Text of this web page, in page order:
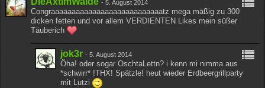
-5. August 2014
Congraaaaaaaaaaaaaaaaaaaaaaaaaaatz mega mäßig zu 300
dicken fetten und vor allem VERDIENTEN Likes mein süßer
Täuberich
jok3r -5. August 2014
Öha! oder sogar OschtaLettn? i kenn mi nimma aus
*schwirr* !THX! Spätzle! heut wieder Erdbeergrillparty
mit Lutzi